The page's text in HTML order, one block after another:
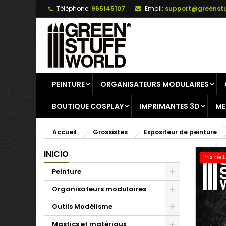
Téléphone: 965145107 Email:
PEINTURE ORGANISATEURS MODULAIRES
BOUTIQUE COSPLAY IMPRIMANTES 3D
Accueil Grossistes Expositeur de peinture
INICIO
Peinture
Organisateurs modulaires
Outils Modélisme
Prix